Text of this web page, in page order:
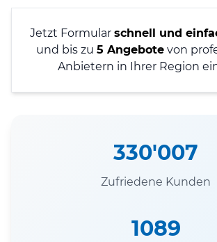
Jetzt Formular schnell und
und bis zu 5 Angebote von
Anbietern in Ihrer Region
330'007
Zufriedene Kunden
1089